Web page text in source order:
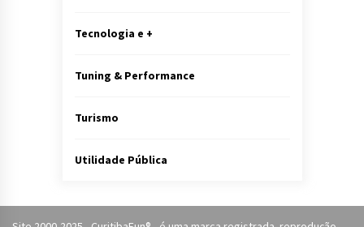
Tecnologia e +
Tuning & Performance
Turismo
Utilidade Pública